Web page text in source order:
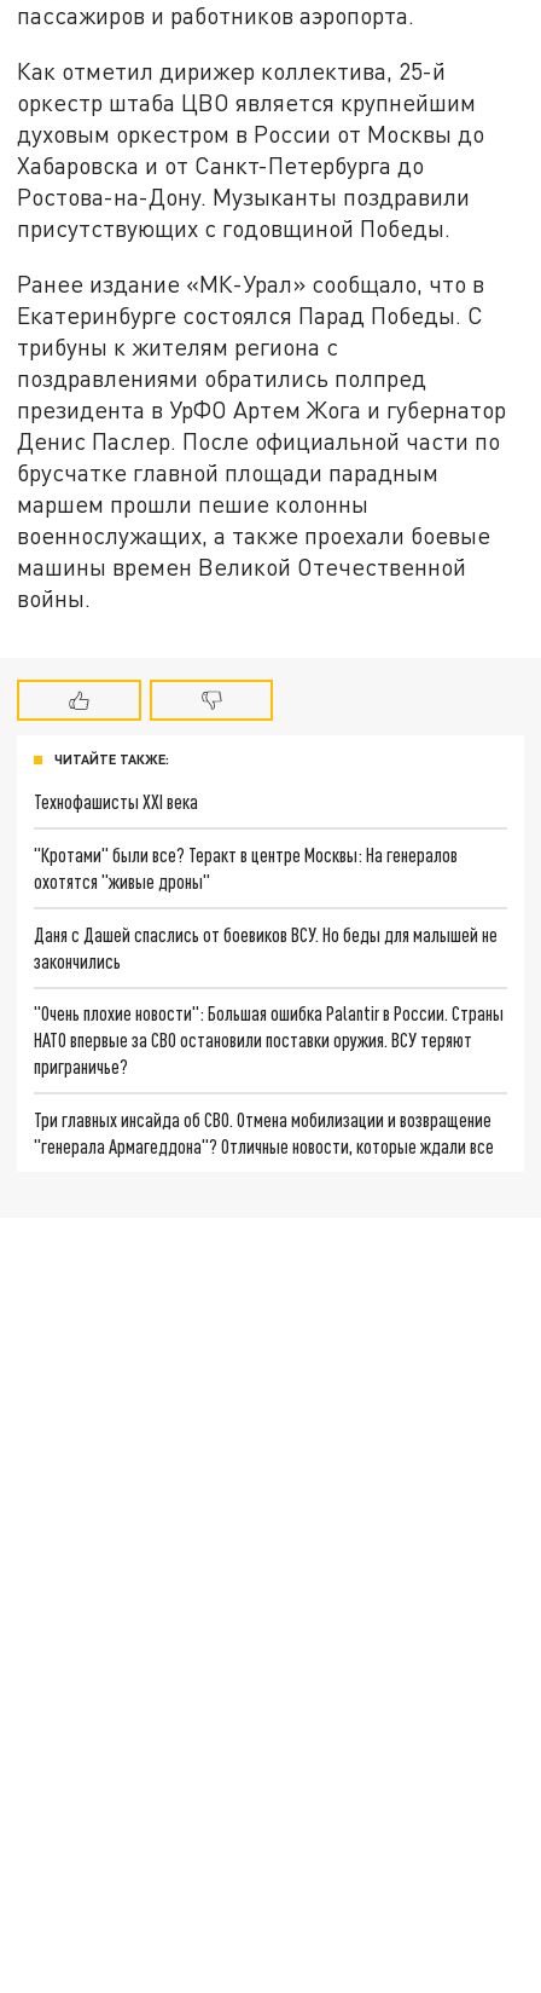
пассажиров и работников аэропорта.
Как отметил дирижер коллектива, 25-й
оркестр штаба ЦВО является крупнейшим
духовым оркестром в России от Москвы до
Хабаровска и от Санкт-Петербурга до
Ростова-на-Дону. Музыканты поздравили
присутствующих с годовщиной Победы.
Ранее издание «МК-Урал» сообщало, что в
Екатеринбурге состоялся Парад Победы. С
трибуны к жителям региона с
поздравлениями обратились полпред
президента в УрФО Артем Жога и губернатор
Денис Паслер. После официальной части по
брусчатке главной площади парадным
маршем прошли пешие колонны
военнослужащих, а также проехали боевые
машины времен Великой Отечественной
войны.
ЧИТАЙТЕ ТАКЖЕ:
Технофашисты XXI века
"Кротами" были все? Теракт в центре Москвы: На генералов
охотятся "живые дроны"
Даня с Дашей спаслись от боевиков ВСУ. Но беды для малышей не
закончились
"Очень плохие новости": Большая ошибка Palantir в России. Страны
НАТО впервые за СВО остановили поставки оружия. ВСУ теряют
приграничье?
Три главных инсайда об СВО. Отмена мобилизации и возвращение
"генерала Армагеддона"? Отличные новости, которые ждали все